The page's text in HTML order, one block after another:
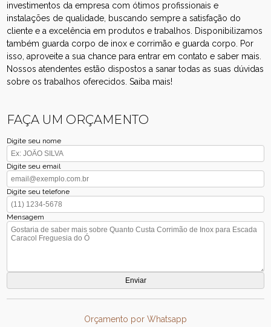
investimentos da empresa com ótimos profissionais e
instalações de qualidade, buscando sempre a satisfação do
cliente e a excelência em produtos e trabalhos. Disponibilizamos
também guarda corpo de inox e corrimão e guarda corpo. Por
isso, aproveite a sua chance para entrar em contato e saber mais.
Nossos atendentes estão dispostos a sanar todas as suas dúvidas
sobre os trabalhos oferecidos. Saiba mais!
FAÇA UM ORÇAMENTO
Digite seu nome
Digite seu email
Digite seu telefone
Mensagem
Orçamento por Whatsapp